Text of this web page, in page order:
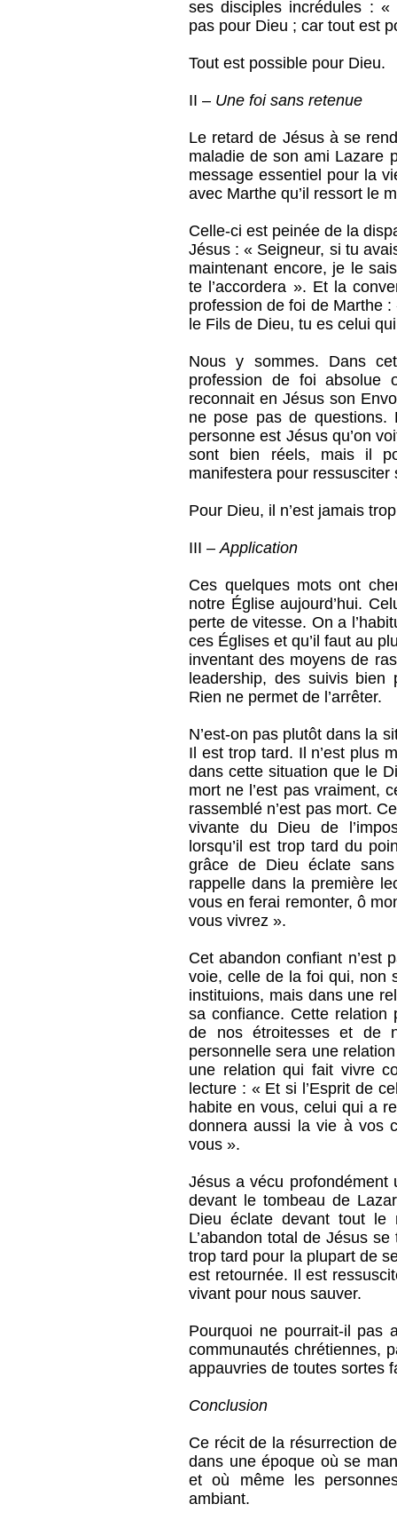
ses disciples incrédules : «
pas pour Dieu ; car tout est
Tout est possible pour Dieu.
II – Une foi sans retenue
Le retard de Jésus à se
maladie de son ami Lazare
message essentiel pour la
avec Marthe qu’il ressort le
Celle-ci est peinée de la
Jésus : « Seigneur, si tu
maintenant encore, je le
te l’accordera ». Et la
profession de foi de Marthe
le Fils de Dieu, tu es celui
Nous y sommes. Dans
profession de foi absolue
reconnait en Jésus son
ne pose pas de questions.
personne est Jésus qu’on
sont bien réels, mais il
manifestera pour ressusciter
Pour Dieu, il n’est jamais
III –Application
Ces quelques mots ont
notre Église aujourd’hui.
perte de vitesse. On a
ces Églises et qu’il faut au
inventant des moyens de
leadership, des suivis
Rien ne permet de l’arrêter.
N’est-on pas plutôt dans la
Il est trop tard. Il n’est plus
dans cette situation que le
mort ne l’est pas vraiment,
rassemblé n’est pas mort.
vivante du Dieu de
lorsqu’il est trop tard du
grâce de Dieu éclate
rappelle dans la première
vous en ferai remonter, ô
vous vivrez ».
Cet abandon confiant n’est
voie, celle de la foi qui, non
instituions, mais dans une
sa confiance. Cette
de nos étroitesses et de
personnelle sera une relation
une relation qui fait vivre
lecture : « Et si l’Esprit de
habite en vous, celui qui a
donnera aussi la vie à vos
vous ».
Jésus a vécu
devant le tombeau de
Dieu éclate devant tout le
L’abandon total de Jésus
trop tard pour la plupart de
est retournée. Il est
vivant pour nous sauver.
Pourquoi ne pourrait-il pas
communautés chrétiennes,
appauvries de toutes sortes
Conclusion
Ce récit de la résurrection
dans une époque où se
et où même les
ambiant.